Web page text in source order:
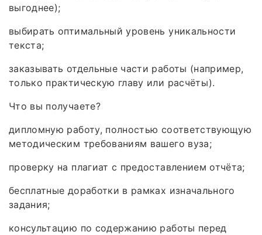
выгоднее);
выбирать оптимальный уровень уникальности
текста;
заказывать отдельные части работы (например,
только практическую главу или расчёты).
Что вы получаете?
дипломную работу, полностью соответствующую
методическим требованиям вашего вуза;
проверку на плагиат с предоставлением отчёта;
бесплатные доработки в рамках изначального
задания;
консультацию по содержанию работы перед